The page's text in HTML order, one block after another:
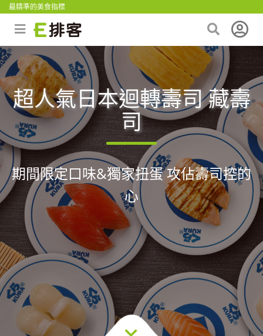
最精準的美食指標
超人氣日本迴轉壽司 藏壽
司
期間限定口味&獨家扭蛋 攻佔壽司控的
心